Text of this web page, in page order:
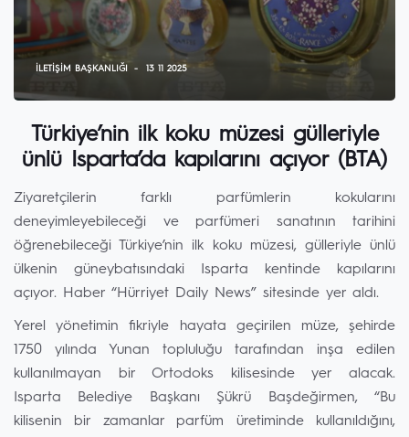
İLETIŞIM BAŞKANLIĞI 13 11 2025
Türkiye’nin ilk koku müzesi gülleriyle
ünlü Isparta’da kapılarını açıyor (BTA)
Ziyaretçilerin farklı parfümlerin kokularını
deneyimleyebileceği ve parfümeri sanatının tarihini
öğrenebileceği Türkiye’nin ilk koku müzesi, gülleriyle ünlü
ülkenin güneybatısındaki Isparta kentinde kapılarını
açıyor. Haber “Hürriyet Daily News” sitesinde yer aldı.
Yerel yönetimin fikriyle hayata geçirilen müze, şehirde
1750 yılında Yunan topluluğu tarafından inşa edilen
kullanılmayan bir Ortodoks kilisesinde yer alacak.
Isparta Belediye Başkanı Şükrü Başdeğirmen, “Bu
kilisenin bir zamanlar parfüm üretiminde kullanıldığını,